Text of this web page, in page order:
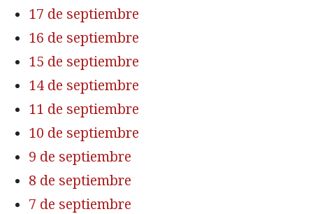
17 de septiembre
16 de septiembre
15 de septiembre
14 de septiembre
11 de septiembre
10 de septiembre
9 de septiembre
8 de septiembre
7 de septiembre